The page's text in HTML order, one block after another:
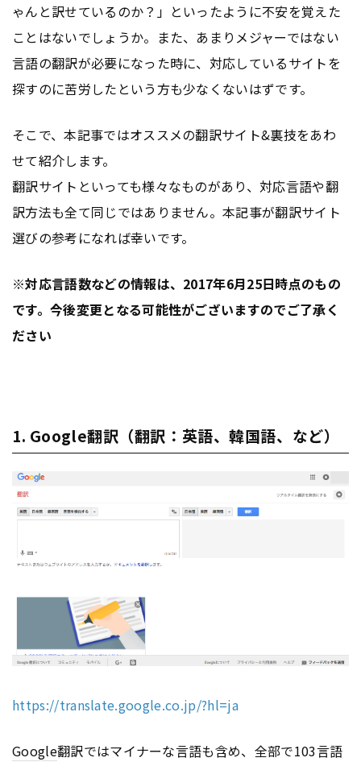
ゃんと訳せているのか？」といったように不安を覚えた
ことはないでしょうか。また、あまりメジャーではない
言語の翻訳が必要になった時に、対応しているサイトを
探すのに苦労したという方も少なくないはずです。
そこで、本記事ではオススメの翻訳サイト&裏技をあわ
せて紹介します。
翻訳サイトといっても様々なものがあり、対応言語や翻
訳方法も全て同じではありません。本記事が翻訳サイト
選びの参考になれば幸いです。
※対応言語数などの情報は、2017年6月25日時点のもの
です。今後変更となる可能性がございますのでご了承く
ださい
1. Google翻訳（翻訳：英語、韓国語、など）
https://translate.google.co.jp/?hl=ja
Google翻訳ではマイナーな言語も含め、全部で103言語